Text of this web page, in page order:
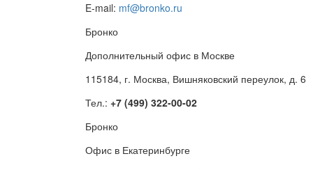
E-mail: mf@bronko.ru
Бронко
Дополнительный офис в Москве
115184, г. Москва, Вишняковский переулок, д. 6
Тел.: +7 (499) 322-00-02
Бронко
Офис в Екатеринбурге